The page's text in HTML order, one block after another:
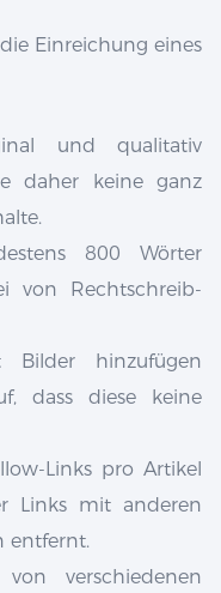
Einreichung eines
und qualitativ
daher keine ganz
800 Wörter
von Rechtschreib-
hinzufügen
dass diese keine
Links pro Artikel
Links mit anderen
entfernt.
verschiedenen